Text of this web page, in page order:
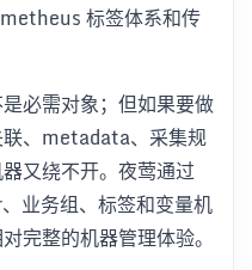
标签体系和传
必需对象；但如果要做
、metadata、采集规
又绕不开。夜莺通过
业务组、标签和变量机
完整的机器管理体验。